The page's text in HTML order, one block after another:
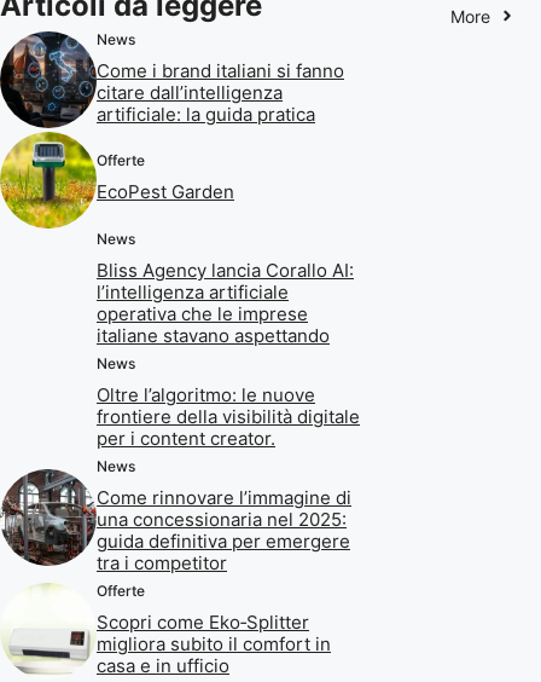
More
News
Come i brand italiani si fanno
citare dall’intelligenza
artificiale: la guida pratica
Offerte
EcoPest Garden
News
Bliss Agency lancia Corallo AI:
l’intelligenza artificiale
operativa che le imprese
italiane stavano aspettando
News
Oltre l’algoritmo: le nuove
frontiere della visibilità digitale
per i content creator.
News
Come rinnovare l’immagine di
una concessionaria nel 2025:
guida definitiva per emergere
tra i competitor
Offerte
Scopri come Eko‑Splitter
migliora subito il comfort in
casa e in ufficio